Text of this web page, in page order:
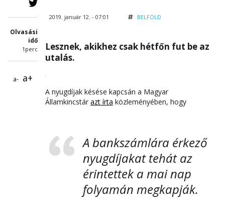
Olvasási
idő
1perc
a- a+
2019. január 12. - 07:01 BELFÖLD
Lesznek, akikhez csak hétfőn fut be az
utalás.
A nyugdíjak késése kapcsán a Magyar
Államkincstár azt írta közleményében, hogy
A bankszámlára érkező
nyugdíjakat tehát az
érintettek a mai nap
folyamán megkapják.